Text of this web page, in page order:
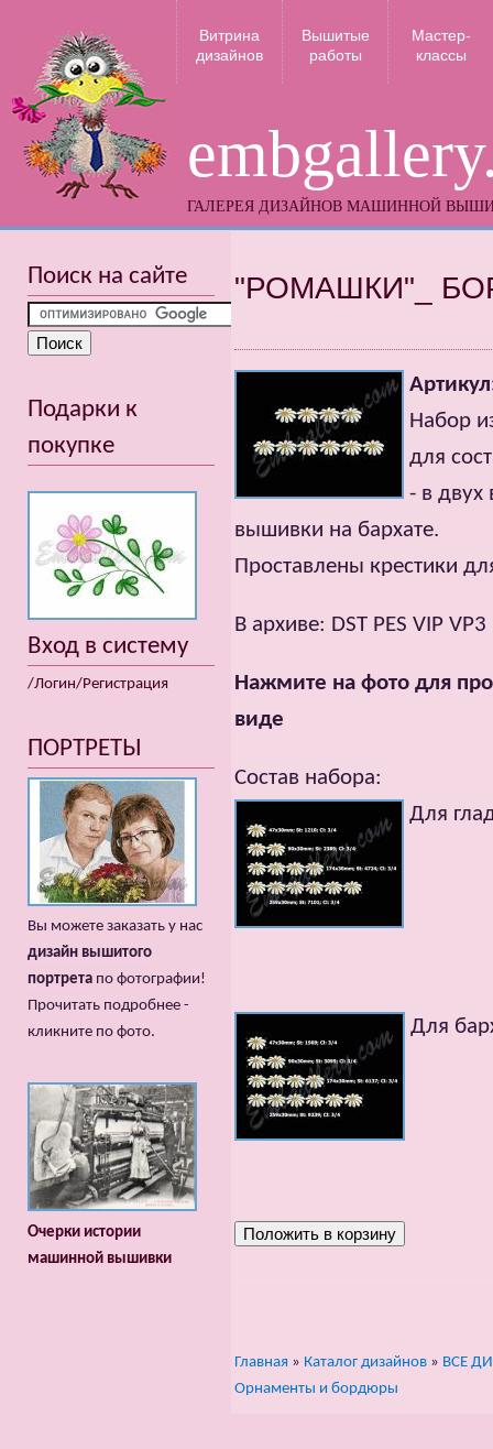
ГАЛЕРЕЯ ДИЗАЙНОВ МАШИННОЙ
Витрина
дизайнов
Вышитые
работы
Мастер-
классы
"РОМАШКИ"_
Набор
для
- в двух
вышивки на бархате.
Проставлены крестики
В архиве: DST PES VIP VP3
Нажмите на фото для
виде
Состав набора:
Для
Для
Главная » Каталог дизайнов » ВСЕ
Орнаменты и бордюры
Поиск на сайте
Подарки к
покупке
Вход в систему
/Логин/Регистрация
ПОРТРЕТЫ
Вы можете заказать у нас
дизайн вышитого
портрета по фотографии!
Прочитать подробнее -
кликните по фото.
Очерки истории
машинной вышивки